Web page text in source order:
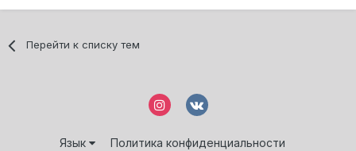
Перейти к списку тем
Язык
Политика конфиденциальности